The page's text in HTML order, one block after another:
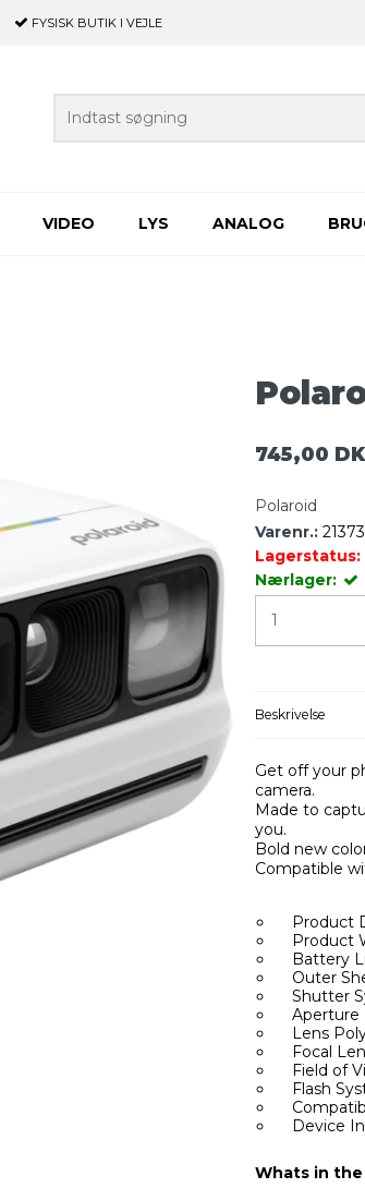
FYSISK BUTIK I VEJLE
VIDEO LYS ANALOG
745,00
Polaroid
Varenr.: 21373
Lagerstatus:
Nærlager:
Beskrivelse
Get off your
camera.
Made to
you.
Bold new
Compatible
Product
Product
Battery
Outer
Shutter
Aperture
Lens
Focal
Field of
Flash
Device
Whats in the